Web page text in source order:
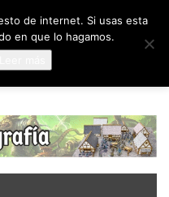
de internet. Si usas esta
en que lo hagamos.